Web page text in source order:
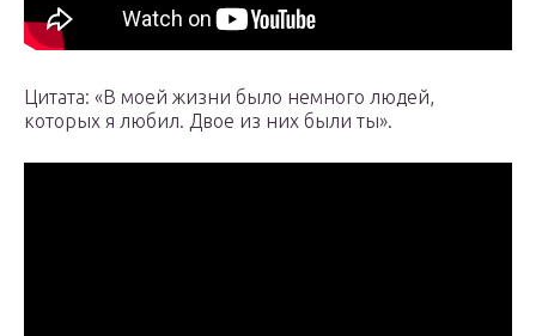
Цитата: «В моей жизни было немного людей,
которых я любил. Двое из них были ты».